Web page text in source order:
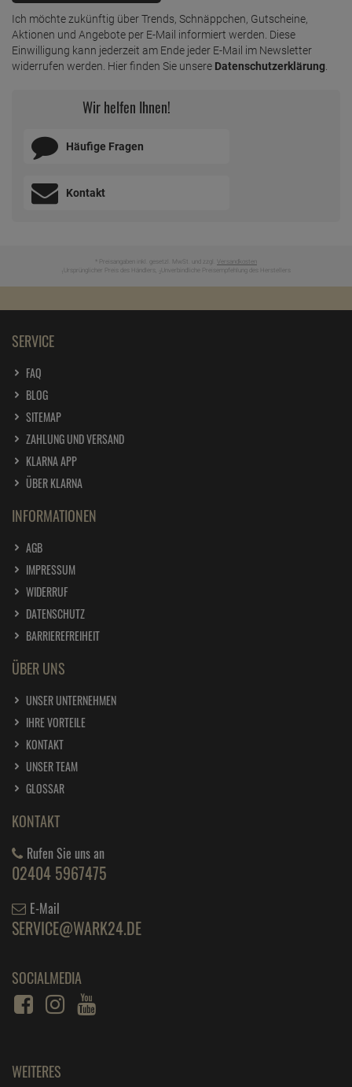
Ich möchte zukünftig über Trends, Schnäppchen, Gutscheine,
Aktionen und Angebote per E-Mail informiert werden. Diese
Einwilligung kann jederzeit am Ende jeder E-Mail im Newsletter
widerrufen werden. Hier finden Sie unsere Datenschutzerklärung.
Wir helfen Ihnen!
Häufige Fragen
Kontakt
* Preisangaben inkl. gesetzl. MwSt. und zzgl. Versandkosten
Ursprünglicher Preis des Händlers, Unverbindliche Preisempfehlung des Herstellers
SERVICE
FAQ
BLOG
SITEMAP
ZAHLUNG UND VERSAND
KLARNA APP
ÜBER KLARNA
INFORMATIONEN
AGB
IMPRESSUM
WIDERRUF
DATENSCHUTZ
BARRIEREFREIHEIT
ÜBER UNS
UNSER UNTERNEHMEN
IHRE VORTEILE
KONTAKT
UNSER TEAM
GLOSSAR
KONTAKT
Rufen Sie uns an
02404 5967475
E-Mail
SERVICE@WARK24.DE
SOCIALMEDIA
WEITERES